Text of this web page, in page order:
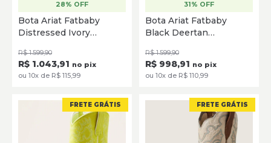
37 38
SELECIONE
28% OFF
Bota Ariat Fatbaby
Distressed Ivory
R$ 1.599,90
R$ 1.043,91 no pix
ou 10x de R$ 115,99
35.5 36 36.5
38
39 39.5
31% OFF
Bota Ariat Fatbaby
Black Deertan
R$ 1.599,90
R$ 998,91 no pix
ou 10x de R$ 110,99
FRETE GRÁTIS FRETE GRÁTIS